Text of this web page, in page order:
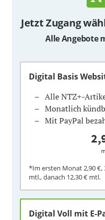
Jetzt Zugang
Alle Angebote
Digital Basis
Alle NTZ+-
Monatlich
Mit PayPal
*Im ersten Monat2,90 €,
mtl., danach 12,30 € mtl.
Digital Voll mit E-